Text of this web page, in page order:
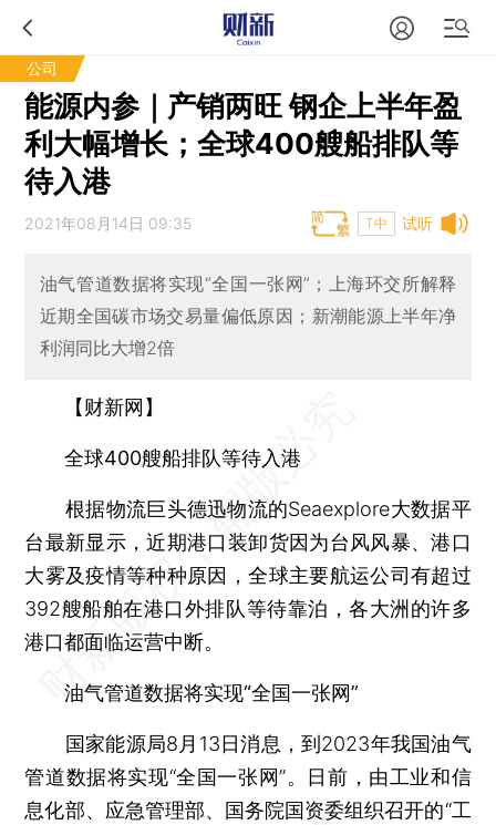
公司
能源内参｜产销两旺 钢企上半年盈
利大幅增长；全球400艘船排队等
待入港
试听
2021年08月14日 09:35 T中
油气管道数据将实现“全国一张网”；上海环交所解释
近期全国碳市场交易量偏低原因；新潮能源上半年净
利润同比大增2倍
【财新网】
全球400艘船排队等待入港
根据物流巨头德迅物流的Seaexplore大数据平
台最新显示，近期港口装卸货因为台风风暴、港口
大雾及疫情等种种原因，全球主要航运公司有超过
392艘船舶在港口外排队等待靠泊，各大洲的许多
港口都面临运营中断。
油气管道数据将实现“全国一张网”
国家能源局8月13日消息，到2023年我国油气
管道数据将实现“全国一张网”。日前，由工业和信
息化部、应急管理部、国务院国资委组织召开的“工